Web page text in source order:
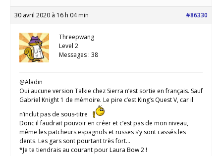
30 avril 2020 à 16 h 04 min #86330
Threepwang
Level 2
Messages : 38
@Aladin
Oui aucune version Talkie chez Sierra n’est sortie en français. Sauf
Gabriel Knight 1 de mémoire. Le pire c’est King’s Quest V, car il
n’inclut pas de sous-titre
Donc il faudrait pouvoir en créer et c’est pas de mon niveau,
même les patcheurs espagnols et russes s’y sont cassés les
dents. Les gars sont pourtant très fort…
*Je te tiendrais au courant pour Laura Bow 2 !